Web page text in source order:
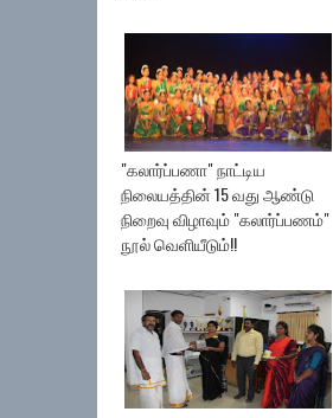
"கலார்ப்பணா" நாட்டிய
நிலையத்தின் 15 வது ஆண்டு
நிறைவு விழாவும் "கலார்ப்பணம்"
நூல் வெளியீடும்!!